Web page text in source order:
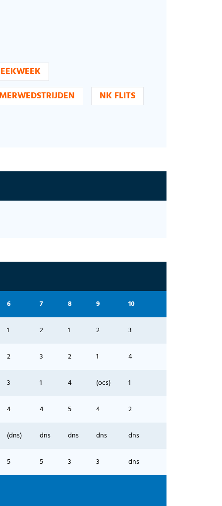
NK FLITS
6 7 8 9 10
1 2 1 2 3
2 3 2 1 4
3 1 4 (ocs) 1
4 4 5 4 2
(dns) dns dns dns dns
5 5 3 3 dns